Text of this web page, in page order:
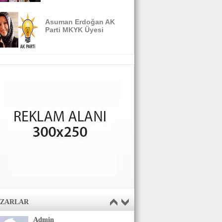
Asuman Erdoğan AK
Parti MKYK Üyesi
Admin